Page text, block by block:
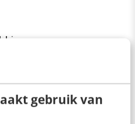
gebruik van
is:
wil ik klanten kunnen
achternaam om snel